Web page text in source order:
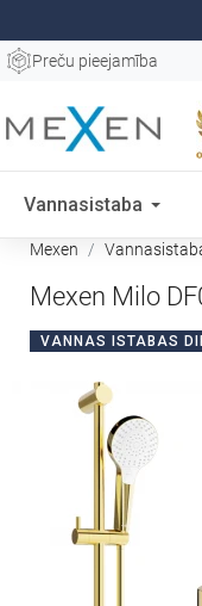
Preču pieejamība
Vannasistaba
Mexen
Mexen Milo
VANNAS ISTABAS